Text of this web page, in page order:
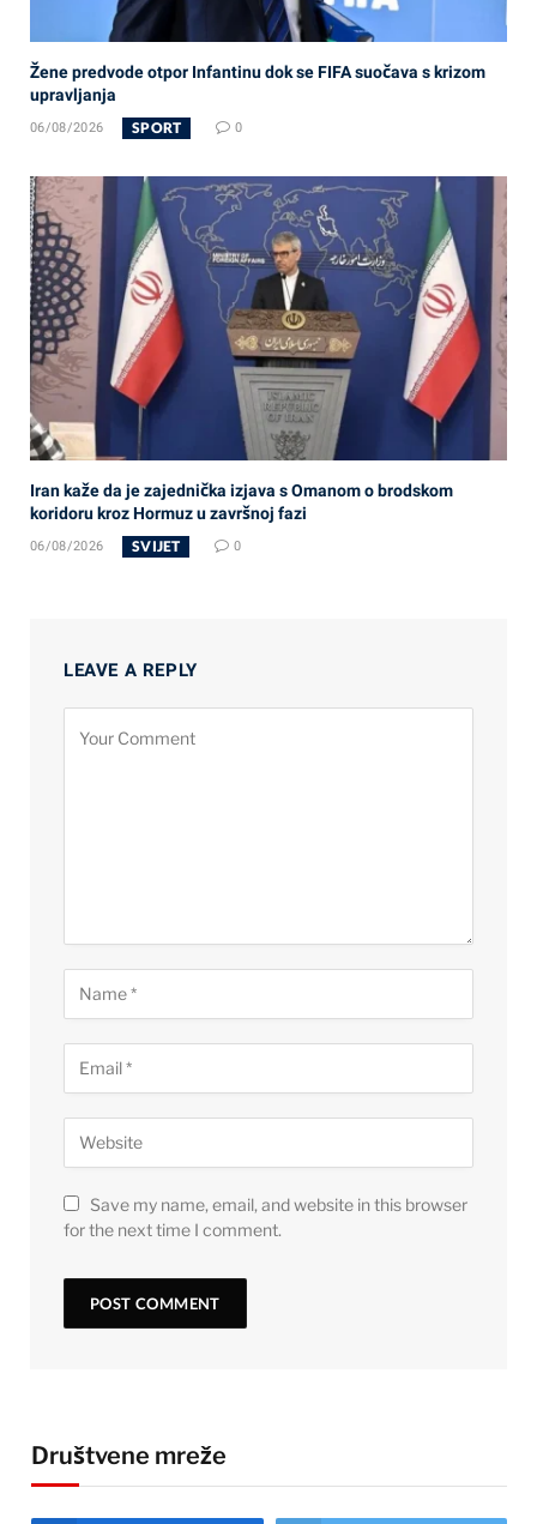
Žene predvode otpor Infantinu dok se FIFA suočava s krizom
upravljanja
06/08/2026 SPORT 0
Iran kaže da je zajednička izjava s Omanom o brodskom
koridoru kroz Hormuz u završnoj fazi
06/08/2026 SVIJET 0
LEAVE A REPLY
Save my name, email, and website in this browser
for the next time I comment.
Društvene mreže